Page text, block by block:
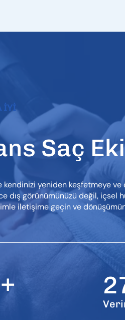
İYİ
Saç
kendinizi yeniden keşfetmeye ve
dış görünümünüzü değil, içsel
iletişime geçin ve